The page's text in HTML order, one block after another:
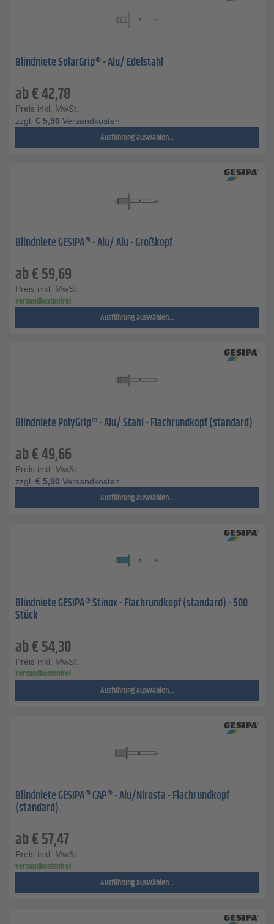
Blindniete SolarGrip® - Alu/ Edelstahl
ab€42,78
Preis inkl. MwSt.
zzgl. € 5,90 Versandkosten
Ausführung auswählen...
Blindniete GESIPA® - Alu/ Alu - Großkopf
ab€59,69
Preis inkl. MwSt.
versandkostenfrei
Ausführung auswählen...
Blindniete PolyGrip® - Alu/ Stahl - Flachrundkopf (standard)
ab€49,66
Preis inkl. MwSt.
zzgl. € 5,90 Versandkosten
Ausführung auswählen...
Blindniete GESIPA® Stinox - Flachrundkopf (standard) - 500
Stück
ab€54,30
Preis inkl. MwSt.
versandkostenfrei
Ausführung auswählen...
Blindniete GESIPA® CAP® - Alu/Nirosta - Flachrundkopf
(standard)
ab€57,47
Preis inkl. MwSt.
versandkostenfrei
Ausführung auswählen...